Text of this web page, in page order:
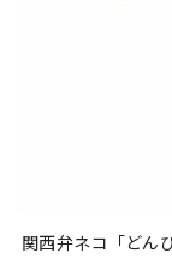
関西弁ネコ「どん